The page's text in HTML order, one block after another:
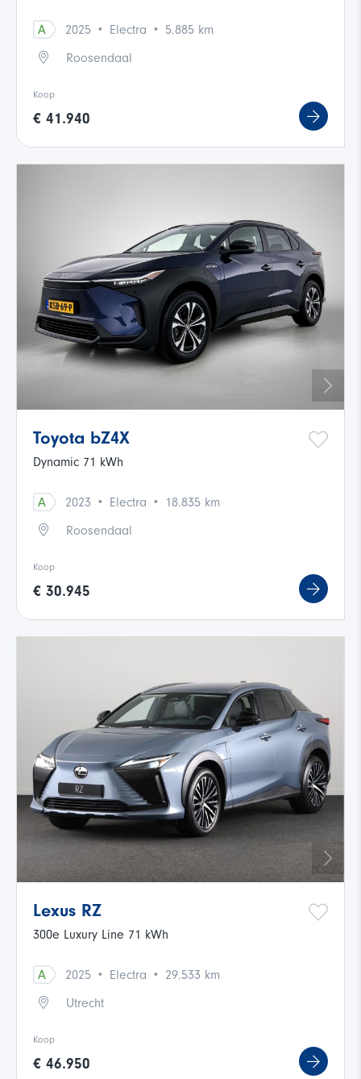
A 2025 · Electra · 5.885 km
Roosendaal
Koop
€ 41.940
Toyota bZ4X
Dynamic 71 kWh
A 2023 · Electra ·
18.835 km
Roosendaal
Koop
€ 30.945
Lexus RZ
300e Luxury Line 71 kWh
A 2025 · Electra · 29.533 km
Utrecht
Koop
€ 46.950